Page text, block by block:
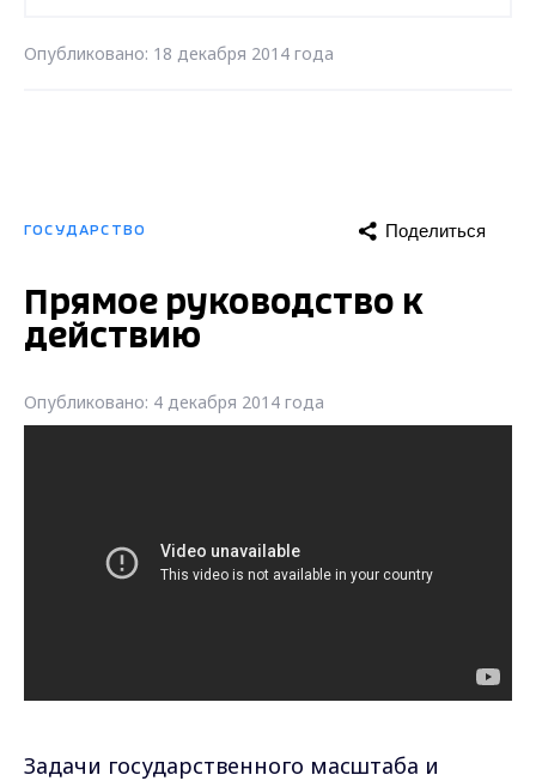
Опубликовано: 18 декабря 2014 года
ГОСУДАРСТВО Поделиться
Прямое руководство к
действию
Опубликовано: 4 декабря 2014 года
Задачи государственного масштаба и